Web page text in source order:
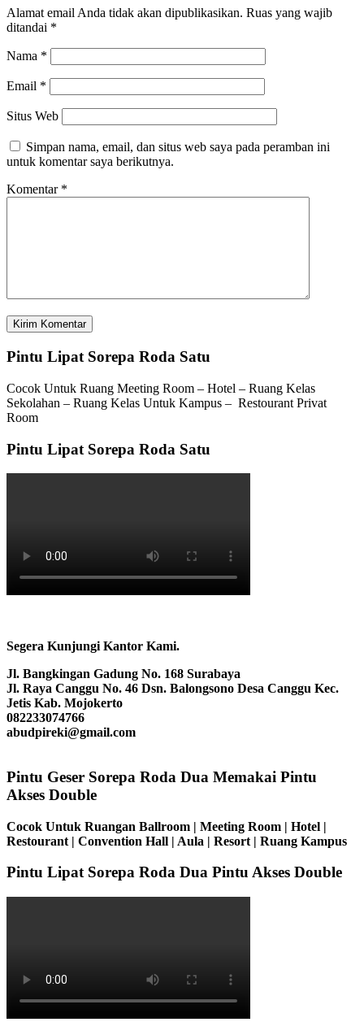
Alamat email Anda tidak akan dipublikasikan. Ruas yang wajib
ditandai *
Nama *
Email *
Situs Web
Simpan nama, email, dan situs web saya pada peramban ini
untuk komentar saya berikutnya.
Komentar *
Pintu Lipat Sorepa Roda Satu
Cocok Untuk Ruang Meeting Room – Hotel – Ruang Kelas
Sekolahan – Ruang Kelas Untuk Kampus – Restourant Privat
Room
Pintu Lipat Sorepa Roda Satu
Segera Kunjungi Kantor Kami.
Jl. Bangkingan Gadung No. 168 Surabaya
Jl. Raya Canggu No. 46 Dsn. Balongsono Desa Canggu Kec.
Jetis Kab. Mojokerto
082233074766
abudpireki@gmail.com
Pintu Geser Sorepa Roda Dua Memakai Pintu
Akses Double
Cocok Untuk Ruangan Ballroom | Meeting Room | Hotel |
Restourant | Convention Hall | Aula | Resort | Ruang Kampus
Pintu Lipat Sorepa Roda Dua Pintu Akses Double